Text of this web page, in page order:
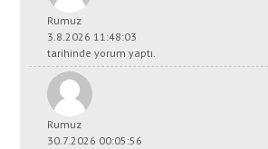
Rumuz
3.8.2026 11:48:03
tarihinde yorum yaptı.
Rumuz
30.7.2026 00:05:56